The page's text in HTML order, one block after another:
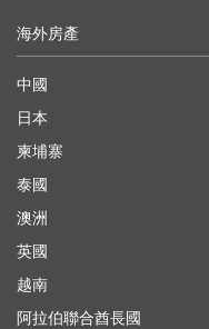
海外房產
中國
日本
柬埔寨
泰國
澳洲
英國
越南
阿拉伯聯合酋長國